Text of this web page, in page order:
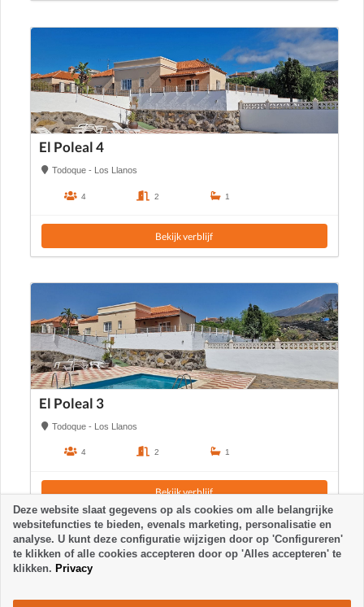
El Poleal 4
Todoque - Los Llanos
4 2 1
Bekijk verblijf
El Poleal 3
Todoque - Los Llanos
4 2 1
Bekijk verblijf
Deze website slaat gegevens op als cookies om alle belangrijke
websitefuncties te bieden, evenals marketing, personalisatie en
analyse. U kunt deze configuratie wijzigen door op 'Configureren'
te klikken of alle cookies accepteren door op 'Alles accepteren' te
klikken. Privacy